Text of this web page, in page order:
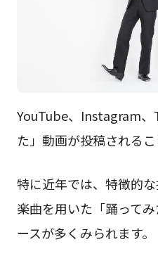
YouTube、Instagram
た」動画が投稿されるこ
特に近年では、特徴的
楽曲を用いた「踊って
ースが多くみられます。